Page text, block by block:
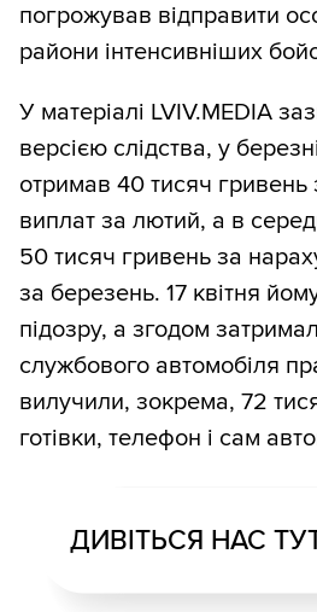
погрожував відправити
райони інтенсивніших
У матеріалі LVIV.MEDIA
версією слідства, у
отримав 40 тисяч
виплат за лютий, а в
50 тисяч гривень за
за березень. 17 квітня
підозру, а згодом
службового автомобіля
вилучили, зокрема, 72
готівки, телефон і сам
ДИВІТЬСЯ НАС